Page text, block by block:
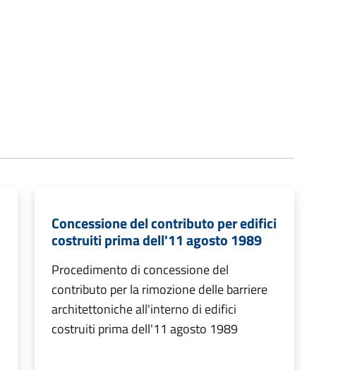
Concessione del contributo per edifici
costruiti prima dell'11 agosto 1989
Procedimento di concessione del
contributo per la rimozione delle barriere
architettoniche all'interno di edifici
costruiti prima dell'11 agosto 1989